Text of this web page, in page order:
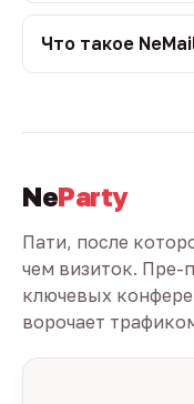
Что такое
NeParty
Пати, после
чем визиток. Пре-
ключевых
ворочает